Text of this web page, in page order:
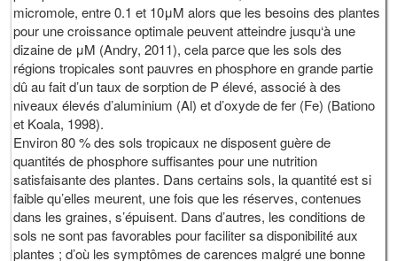
micromole, entre 0.1 et 10μM alors que les besoins des plantes
pour une croissance optimale peuvent atteindre jusqu‘à une
dizaine de μM (Andry, 2011), cela parce que les sols des
régions tropicales sont pauvres en phosphore en grande partie
dû au fait d’un taux de sorption de P élevé, associé à des
niveaux élevés d’aluminium (Al) et d’oxyde de fer (Fe) (Bationo
et Koala, 1998).
Environ 80 % des sols tropicaux ne disposent guère de
quantités de phosphore suffisantes pour une nutrition
satisfaisante des plantes. Dans certains sols, la quantité est si
faible qu’elles meurent, une fois que les réserves, contenues
dans les graines, s’épuisent. Dans d’autres, les conditions de
sols ne sont pas favorables pour faciliter sa disponibilité aux
plantes ; d’où les symptômes de carences malgré une bonne